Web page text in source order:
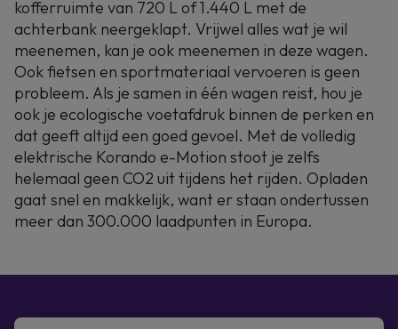
kofferruimte van 720 L of 1.440 L met de
achterbank neergeklapt. Vrijwel alles wat je wil
meenemen, kan je ook meenemen in deze wagen.
Ook fietsen en sportmateriaal vervoeren is geen
probleem. Als je samen in één wagen reist, hou je
ook je ecologische voetafdruk binnen de perken en
dat geeft altijd een goed gevoel. Met de volledig
elektrische Korando e-Motion stoot je zelfs
helemaal geen CO2 uit tijdens het rijden. Opladen
gaat snel en makkelijk, want er staan ondertussen
meer dan 300.000 laadpunten in Europa.